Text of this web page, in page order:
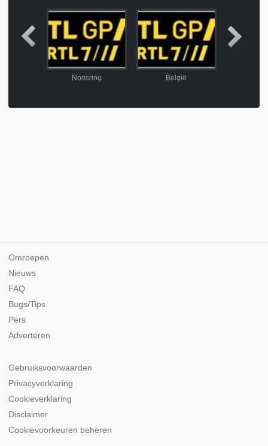
Norisring België
Omroepen
Nieuws
FAQ
Bugs/Tips
Pers
Adverteren
Gebruiksvoorwaarden
Privacyverklaring
Cookieverklaring
Disclaimer
Cookievoorkeuren beheren